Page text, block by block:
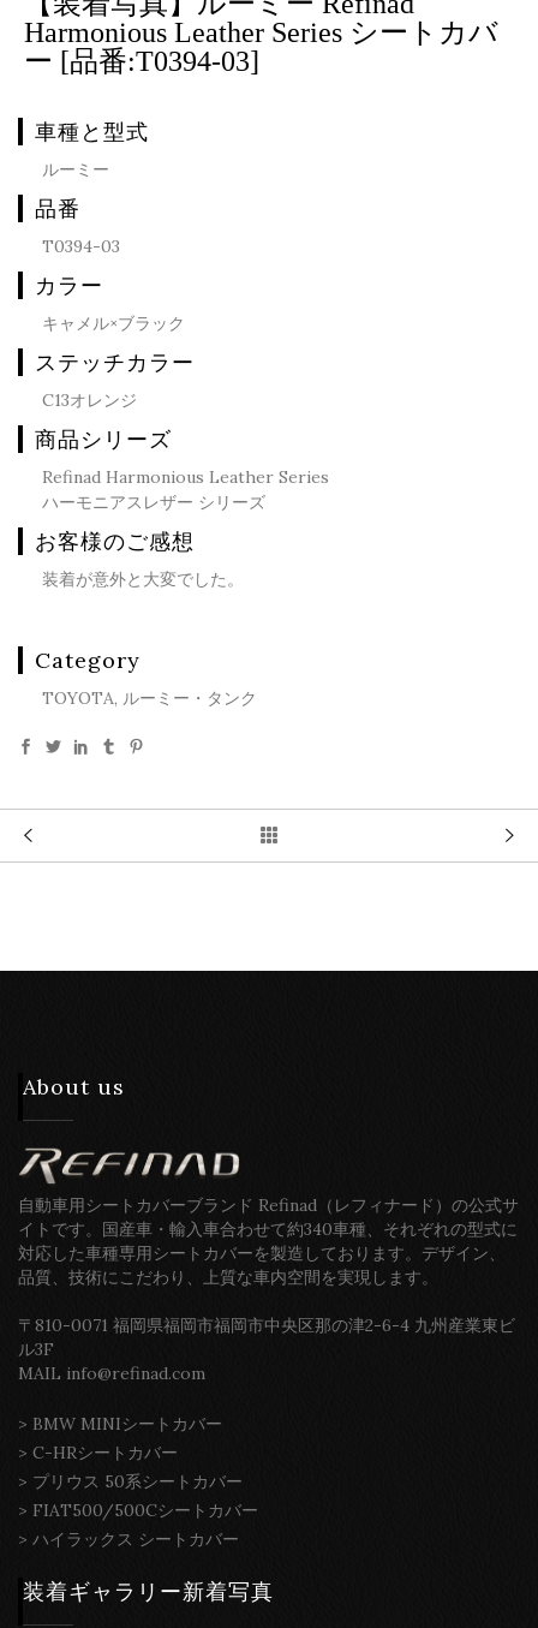
Harmonious Leather Series シートカバ
ー [品番:T0394-03]
車種と型式
ルーミー
品番
T0394-03
カラー
キャメル×ブラック
ステッチカラー
C13オレンジ
商品シリーズ
Refinad Harmonious Leather Series
ハーモニアスレザー シリーズ
お客様のご感想
装着が意外と大変でした。
Category
TOYOTA, ルーミー・タンク
About us
自動車用シートカバーブランド Refinad（レフィナード）の公式サ
イトです。国産車・輸入車合わせて約340車種、それぞれの型式に
対応した車種専用シートカバーを製造しております。デザイン、
品質、技術にこだわり、上質な車内空間を実現します。
〒810-0071 福岡県福岡市福岡市中央区那の津2-6-4 九州産業東ビ
ル3F
MAIL info@refinad.com
> BMW MINIシートカバー
> C-HRシートカバー
> プリウス 50系シートカバー
> FIAT500/500Cシートカバー
> ハイラックス シートカバー
装着ギャラリー新着写真